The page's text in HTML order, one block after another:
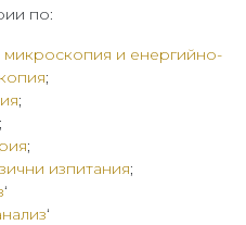
по:
и енергийно-
;
;
;
;
изпитания;
‘
‘